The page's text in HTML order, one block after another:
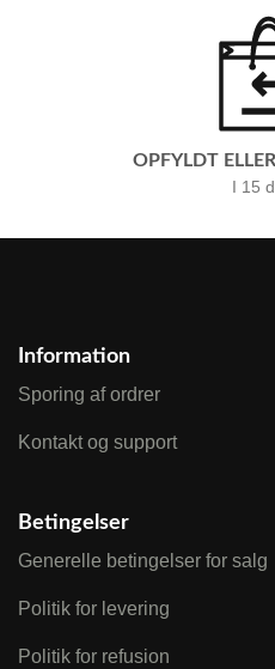
OPFYLDT
I 15
Information
Sporing af ordrer
Kontakt og support
Betingelser
Generelle betingelser for salg
Politik for levering
Politik for refusion